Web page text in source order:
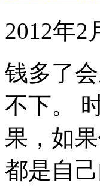
2012年2
钱多了
不下。
果，如
都是自